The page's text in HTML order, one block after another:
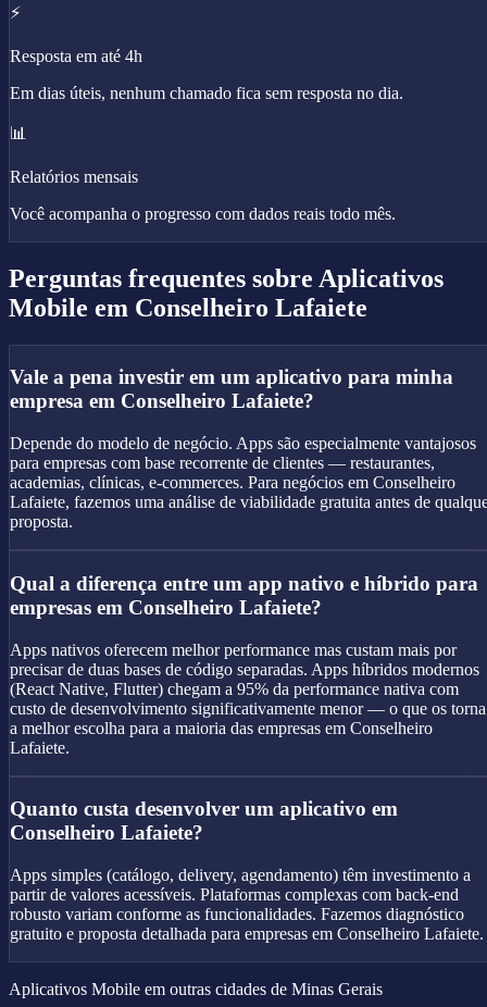
⚡
Resposta em até 4h
Em dias úteis, nenhum chamado fica sem resposta no dia.
📊
Relatórios mensais
Você acompanha o progresso com dados reais todo mês.
Perguntas frequentes sobre Aplicativos
Mobile em Conselheiro Lafaiete
Vale a pena investir em um aplicativo para minha
empresa em Conselheiro Lafaiete?
Depende do modelo de negócio. Apps são especialmente vantajosos
para empresas com base recorrente de clientes — restaurantes,
academias, clínicas, e-commerces. Para negócios em Conselheiro
Lafaiete, fazemos uma análise de viabilidade gratuita antes de
proposta.
Qual a diferença entre um app nativo e híbrido para
empresas em Conselheiro Lafaiete?
Apps nativos oferecem melhor performance mas custam mais por
precisar de duas bases de código separadas. Apps híbridos modernos
(React Native, Flutter) chegam a 95% da performance nativa com
custo de desenvolvimento significativamente menor — o que os torna
a melhor escolha para a maioria das empresas em Conselheiro
Lafaiete.
Quanto custa desenvolver um aplicativo em
Conselheiro Lafaiete?
Apps simples (catálogo, delivery, agendamento) têm investimento a
partir de valores acessíveis. Plataformas complexas com back-end
robusto variam conforme as funcionalidades. Fazemos diagnóstico
gratuito e proposta detalhada para empresas em Conselheiro Lafaiete.
Aplicativos Mobile em outras cidades de Minas Gerais